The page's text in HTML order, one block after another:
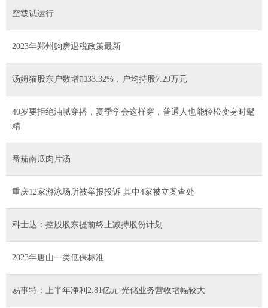
空载试运行
2023年郑州购房退税政策最新
汤姆猫股东户数增加33.32%，户均持股7.29万元
40岁要拒绝油腻穿搭，夏季学会这样穿，普通人也能轻松变身时髦
精
番茄南瓜肉片汤
重庆12家游泳场所被举报投诉 其中4家被立案查处
科士达：控股股东提前终止减持股份计划
2023年唐山一类低保标准
易事特：上半年净利2.81亿元 光储业务营收增幅较大